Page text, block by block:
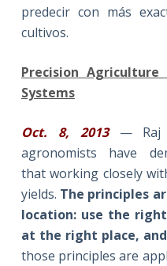
predecir con más
cultivos.
Precision
Systems
Oct. 8, 2013
— Raj
agronomists have
that working closely
yields. The principles
location: use the
at the right place,
those principles are